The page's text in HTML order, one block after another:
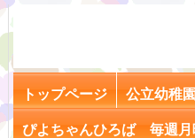
トップページ 公立幼稚
ぴよちゃんひろば 毎週